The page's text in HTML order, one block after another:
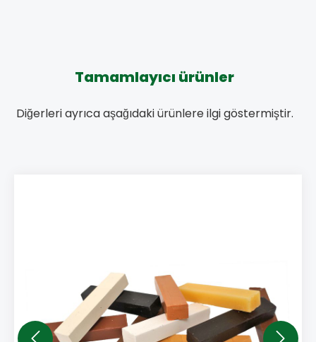
Tamamlayıcı ürünler
Diğerleri ayrıca aşağıdaki ürünlere ilgi göstermiştir.